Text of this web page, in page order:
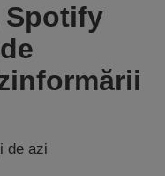
de azi